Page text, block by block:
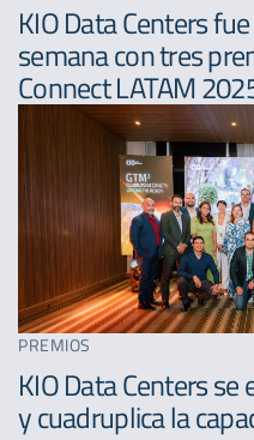
KIO Data Centers
semana con tres
Connect LATAM
PREMIOS
KIO Data Centers
y cuadruplica la